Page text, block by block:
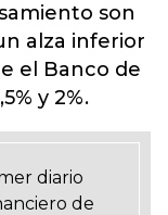
son
alza inferior
el Banco de
y 2%.
diario
de